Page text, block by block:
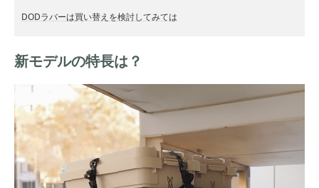
DODラバーは買い替えを検討してみては
新モデルの特長は？